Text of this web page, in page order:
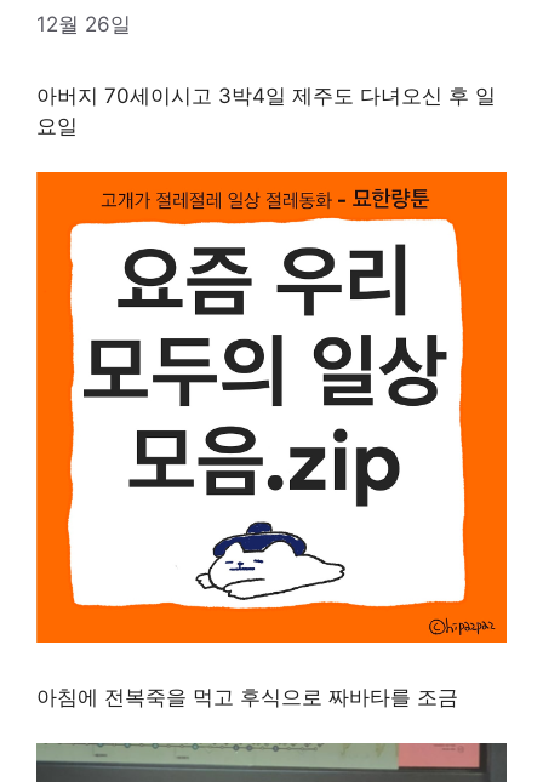
12월 26일
아버지 70세이시고 3박4일 제주도 다녀오신 후 일
요일
아침에 전복죽을 먹고 후식으로 짜바타를 조금